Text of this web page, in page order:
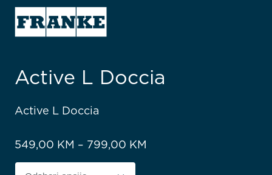
Active L Doccia
Active L Doccia
549,00 KM – 799,00 KM